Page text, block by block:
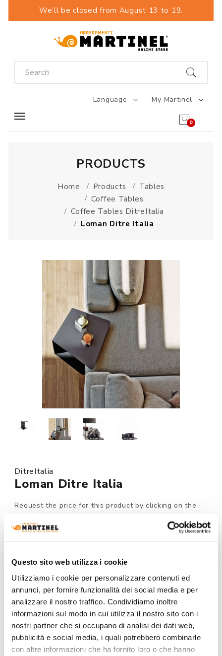
Questo sito web utilizza i cookie
Utilizziamo i cookie per personalizzare contenuti ed
annunci, per fornire funzionalità dei social media e per
analizzare il nostro traffico. Condividiamo inoltre
informazioni sul modo in cui utilizza il nostro sito con i
nostri partner che si occupano di analisi dei dati web,
pubblicità e social media, i quali potrebbero combinarle
con altre informazioni che ha fornito loro o che hanno
We’ll be closed from August 13 to 19.
Language My Martinel
0
PRODUCTS
Home Products
Tables
Coffee Tables
Coffee Tables DitreItalia
Loman Ditre Italia
DitreItalia
Loman Ditre Italia
Request the price for this product by clicking on the
Made to order
MODEL :
STRUCTURE FINISHING: